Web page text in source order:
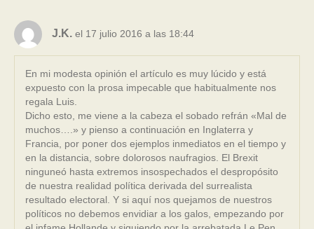
J.K. el 17 julio 2016 a las 18:44
En mi modesta opinión el artículo es muy lúcido y está
expuesto con la prosa impecable que habitualmente nos
regala Luis.
Dicho esto, me viene a la cabeza el sobado refrán «Mal de
muchos….» y pienso a continuación en Inglaterra y
Francia, por poner dos ejemplos inmediatos en el tiempo y
en la distancia, sobre dolorosos naufragios. El Brexit
ninguneó hasta extremos insospechados el despropósito
de nuestra realidad política derivada del surrealista
resultado electoral. Y si aquí nos quejamos de nuestros
políticos no debemos envidiar a los galos, empezando por